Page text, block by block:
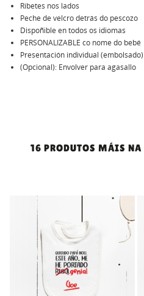
Ribetes nos lados
Peche de velcro detrás do pescozo
Dispoñible en todos os idiomas
PERSONALIZABLE co nome do bebé
Presentación individual (embolsado)
(Opcional): Envolver para agasallo
16 PRODUTOS MÁIS